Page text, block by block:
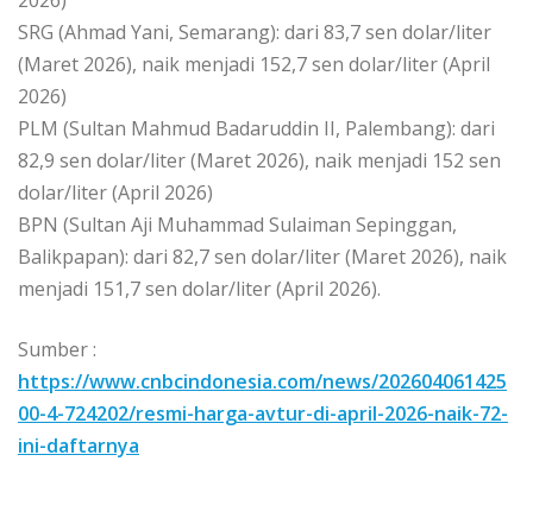
SRG (Ahmad Yani, Semarang): dari 83,7 sen dolar/liter
(Maret 2026), naik menjadi 152,7 sen dolar/liter (April
2026)
PLM (Sultan Mahmud Badaruddin II, Palembang): dari
82,9 sen dolar/liter (Maret 2026), naik menjadi 152 sen
dolar/liter (April 2026)
BPN (Sultan Aji Muhammad Sulaiman Sepinggan,
Balikpapan): dari 82,7 sen dolar/liter (Maret 2026), naik
menjadi 151,7 sen dolar/liter (April 2026).
Sumber :
https://www.cnbcindonesia.com/news/202604061425
00-4-724202/resmi-harga-avtur-di-april-2026-naik-72-
ini-daftarnya